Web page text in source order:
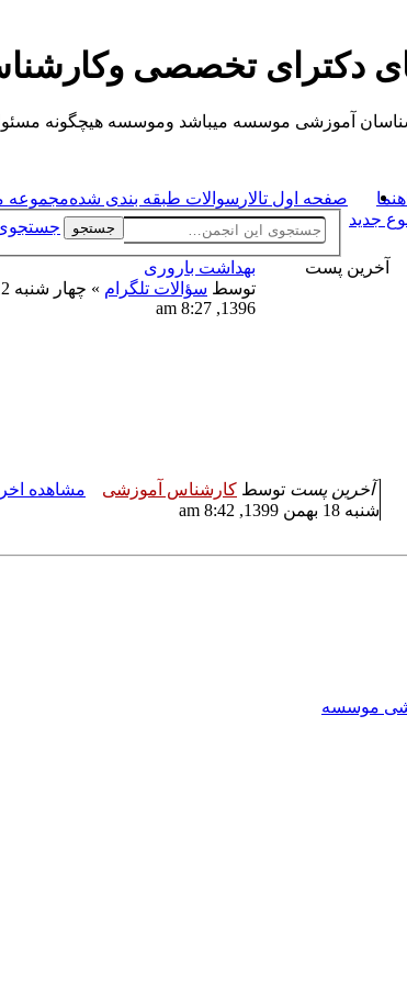
دکترای تخصصی
آموزشی موسسه میباشد وموسسه هیچگونه مسئولیتی در
صفحه اول تالار سوالات طبقه بندی شدهمجموعه
جدید
جستجو
آخرین پست
بهداشت باروری
توسط سؤالات تلگرام
1396, 8:27 am
آخرین پست توسط کارشناس آموزشی
مشاهده
شنبه 18 بهمن 1399, 8:42 am
موسسه